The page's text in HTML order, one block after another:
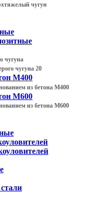
чугун
чугуна
чугуна 20
М400
из бетона М400
М600
из бетона М600